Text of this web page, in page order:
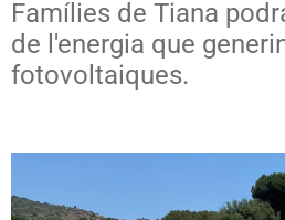
Famílies de Tiana
de l'energia que
fotovoltaiques.